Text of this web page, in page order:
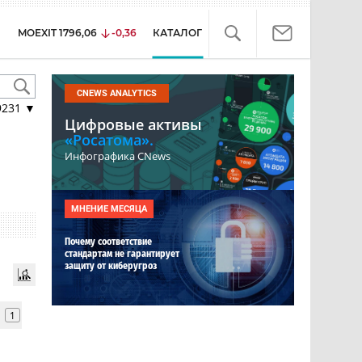
MOEXIT 1796,06 -0,36 КАТАЛОГ
▼
1
CNEWS ANALYTICS
Цифровые активы
«Росатома».
Инфографика CNews
МНЕНИЕ МЕСЯЦА
Почему соответствие
стандартам не гарантирует
защиту от киберугроз